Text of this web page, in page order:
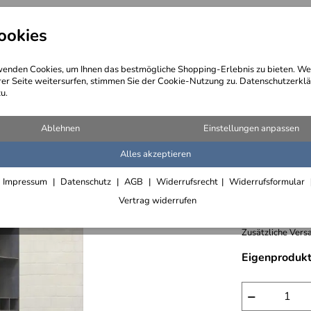
Cookies, um Ihnen das bestmögliche Shopping-Erlebnis zu bieten.
Seite weitersurfen, stimmen Sie der Cookie-Nutzung zu.
Ablehnen Einstellungen anpassen
Alles akzeptieren
Impressum Datenschutz AGB Widerrufsrecht
Widerrufsformular
Vertrag widerrufen
Wegebeschreibung @
für Kaminholz mit Rückwand
Zusätzliche
−